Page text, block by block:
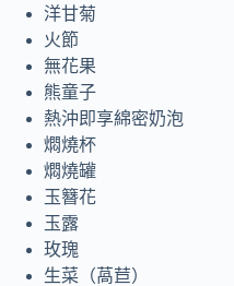
洋甘菊
火節
無花果
熊童子
熱沖即享綿密奶泡
燜燒杯
燜燒罐
玉簪花
玉露
玫瑰
生菜（萵苣）